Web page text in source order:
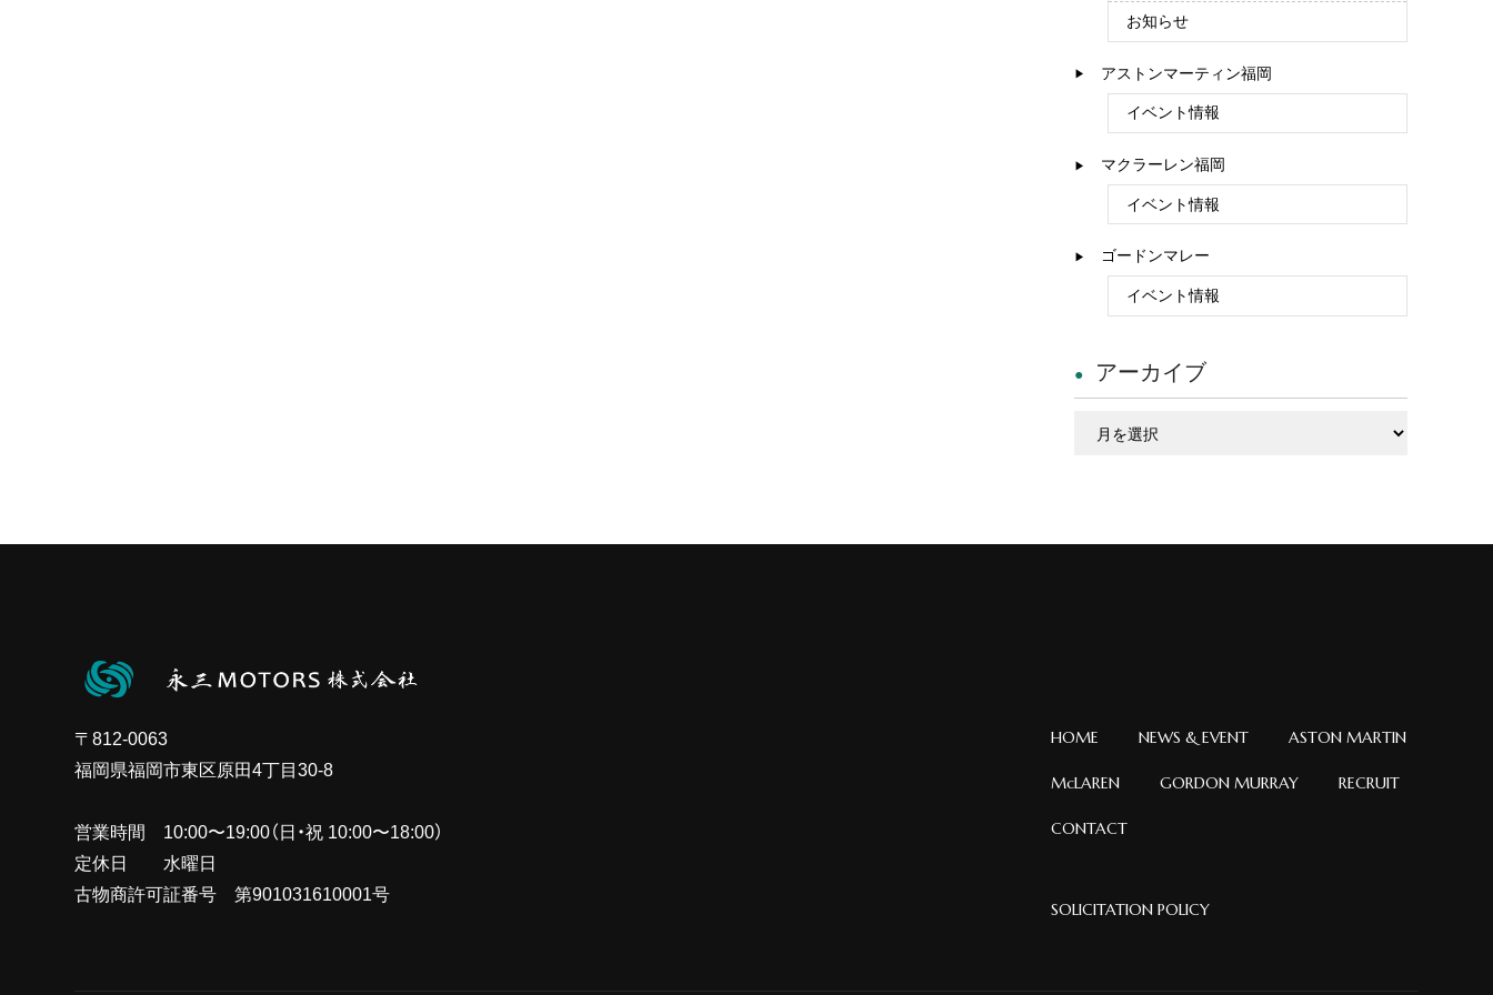
お知らせ
アストンマーティン福岡
イベント情報
マクラーレン福岡
イベント情報
ゴードンマレー
イベント情報
アーカイブ
ブ
〒812-0063
福岡県福岡市東区原田4丁目30-8
営業時間 10:00〜19:00（日・祝 10:00〜18:00）
定休日 水曜日
古物商許可証番号 第901031610001号
HOME NEWS & EVENT ASTON MARTIN
McLAREN GORDON MURRAY RECRUIT
CONTACT
SOLICITATION POLICY